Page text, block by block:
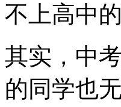
不上高中
其实，中
的同学也